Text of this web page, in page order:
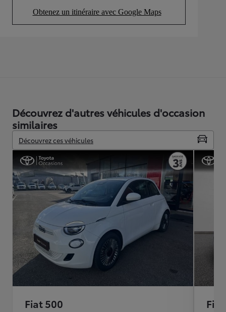
Obtenez un itinéraire avec Google Maps
(Opens in new tab)
Découvrez d'autres véhicules d'occasion
similaires
Découvrez ces véhicules
Fiat 500